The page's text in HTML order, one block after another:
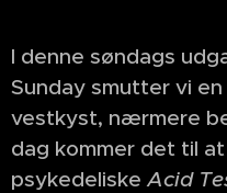
I denne søndags
Sunday smutter vi
vestkyst, nærmere
dag kommer det til
psykedeliskeAcid